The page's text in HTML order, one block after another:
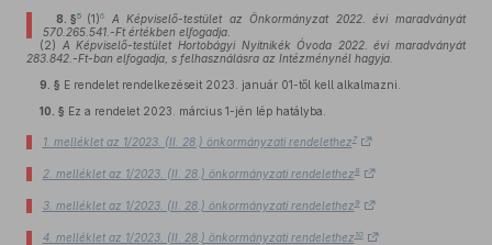
8. §5 (1)6
A Képviselő-testület az Önkormányzat 2022. évi maradványát
570.265.541.-Ft értékben elfogadja.
(2) A Képviselő-testület Hortobágyi Nyitnikék Óvoda 2022. évi maradványát
283.842.-Ft-ban elfogadja, s felhasználásra az Intézménynél hagyja.
9. § E rendelet rendelkezéseit 2023. január 01-től kell alkalmazni.
10. § Ez a rendelet 2023. március 1-jén lép hatályba.
1. melléklet az 1/2023. (II. 28.) önkormányzati rendelethez7
2. melléklet az 1/2023. (II. 28.) önkormányzati rendelethez8
3. melléklet az 1/2023. (II. 28.) önkormányzati rendelethez9
4. melléklet az 1/2023. (II. 28.) önkormányzati rendelethez10